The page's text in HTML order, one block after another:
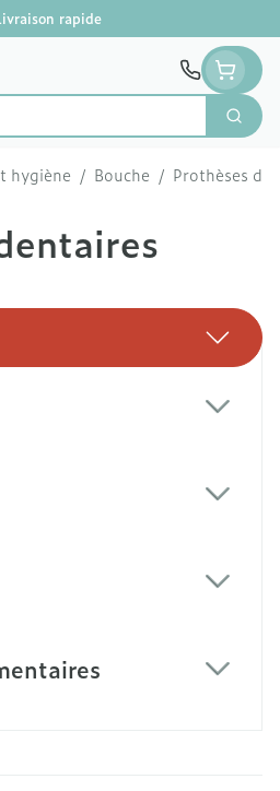
rapide
hygiène / Bouche / Prothèses